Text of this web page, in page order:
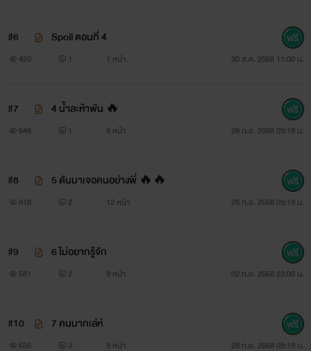
#6 Spoil ตอนที่ 4
420 1 1 หน้า 30 ส.ค. 2568 11:00 น.
#7 4 น้ำละห้าพัน 🔥
648 1 8 หน้า 28 ก.ย. 2568 09:18 น.
#8 5 ดันมาเจอคนอย่างพี่ 🔥🔥
818 2 12 หน้า 28 ก.ย. 2568 09:19 น.
#9 6 ไม่อยากรู้จัก
581 2 9 หน้า 02 ก.ย. 2568 23:00 น.
#10 7 คนมากเล่ห์
635 3 9 หน้า 28 ก.ย. 2568 09:19 น.